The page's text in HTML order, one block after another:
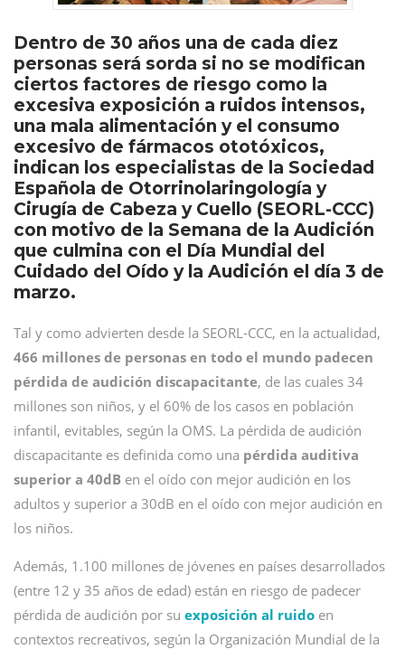
Dentro de 30 años una de cada diez
personas será sorda si no se modifican
ciertos factores de riesgo como la
excesiva exposición a ruidos intensos,
una mala alimentación y el consumo
excesivo de fármacos ototóxicos,
indican los especialistas de la Sociedad
Española de Otorrinolaringología y
Cirugía de Cabeza y Cuello (SEORL-CCC)
con motivo de la Semana de la Audición
que culmina con el Día Mundial del
Cuidado del Oído y la Audición el día 3 de
marzo.
Tal y como advierten desde la SEORL-CCC, en la actualidad,
466 millones de personas en todo el mundo padecen
pérdida de audición discapacitante, de las cuales 34
millones son niños, y el 60% de los casos en población
infantil, evitables, según la OMS. La pérdida de audición
discapacitante es definida como una pérdida auditiva
superior a 40dB en el oído con mejor audición en los
adultos y superior a 30dB en el oído con mejor audición en
los niños.
Además, 1.100 millones de jóvenes en países desarrollados
(entre 12 y 35 años de edad) están en riesgo de padecer
pérdida de audición por su exposición al ruido en
contextos recreativos, según la Organización Mundial de la